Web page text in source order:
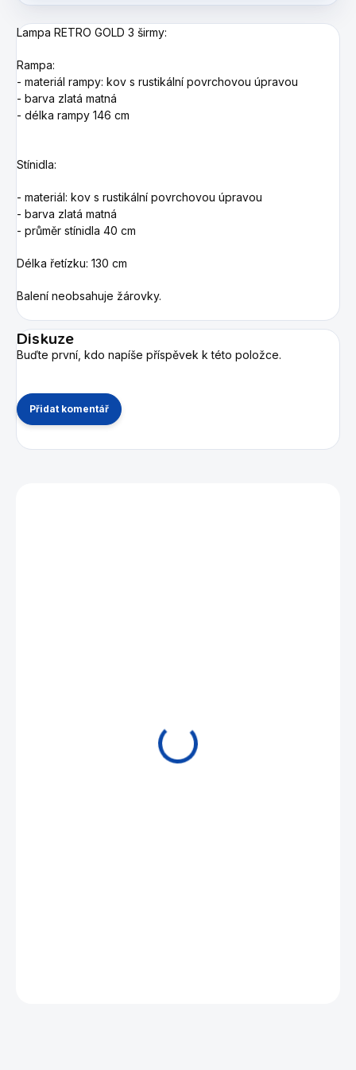
Lampa RETRO GOLD 3 širmy:
Rampa:
- materiál rampy: kov s rustikální povrchovou úpravou
- barva zlatá matná
- délka rampy 146 cm
Stínidla:
- materiál: kov s rustikální povrchovou úpravou
- barva zlatá matná
- průměr stínidla 40 cm
Délka řetízku: 130 cm
Balení neobsahuje žárovky.
Diskuze
Buďte první, kdo napíše příspěvek k této položce.
Přidat komentář